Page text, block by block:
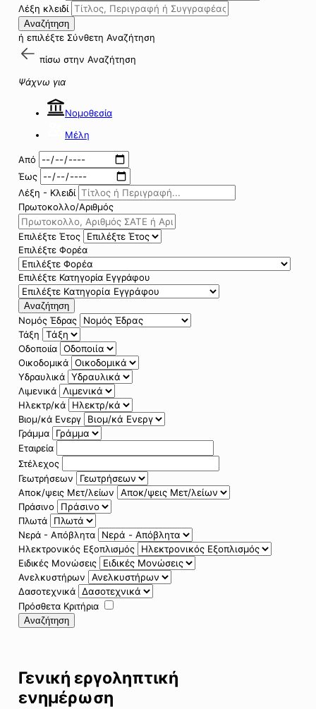
Λέξη κλειδί
Αναζήτηση
ή επιλέξτε Σύνθετη Αναζήτηση
πίσω στην Αναζήτηση
Ψάχνω για
Νομοθεσία
Μέλη
Από
Έως
Λέξη - Κλειδί
Πρωτοκολλο/Αριθμός
Επιλέξτε Έτος
Επιλέξτε Φορέα
Επιλέξτε Κατηγορία Εγγράφου
Αναζήτηση
Νομός Έδρας
Τάξη
Οδοποιία
Οικοδομικά
Υδραυλικά
Λιμενικά
Ηλεκτρ/κά
Βιομ/κά Ενεργ
Γράμμα
Εταιρεία
Στέλεχος
Γεωτρήσεων
Αποκ/ψεις Μετ/λείων
Πράσινο
Πλωτά
Νερά - Απόβλητα
Ηλεκτρονικός Εξοπλισμός
Ειδικές Μονώσεις
Ανελκυστήρων
Δασοτεχνικά
Πρόσθετα Κριτήρια
Αναζήτηση
Γενική εργοληπτική
ενημέρωση